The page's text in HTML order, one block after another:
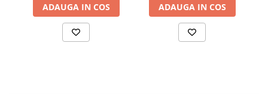
ADAUGA IN COS ADAUGA IN COS